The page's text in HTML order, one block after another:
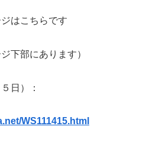
はこちらです
下部にあります）
日）：
WS111415.html